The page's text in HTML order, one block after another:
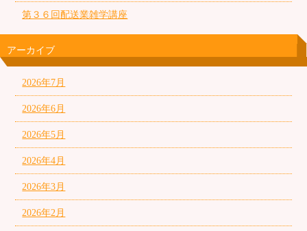
第３６回配送業雑学講座
アーカイブ
2026年7月
2026年6月
2026年5月
2026年4月
2026年3月
2026年2月